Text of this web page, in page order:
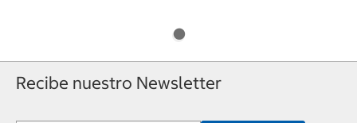
Recibe nuestro Newsletter